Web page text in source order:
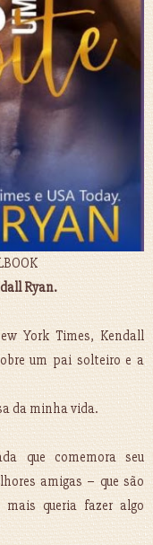
Ryan.
York Times, Kendall
um pai solteiro e a
da minha vida.
que comemora seu
amigas – que são
mais queria fazer algo